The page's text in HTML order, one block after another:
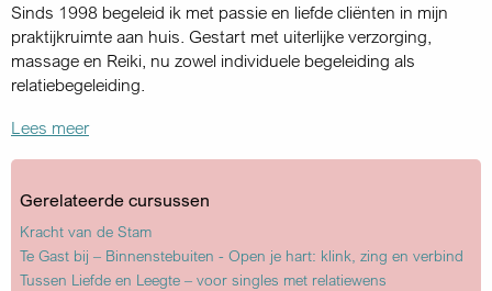
Sinds 1998 begeleid ik met passie en liefde cliënten in mijn
praktijkruimte aan huis. Gestart met uiterlijke verzorging,
massage en Reiki, nu zowel individuele begeleiding als
relatiebegeleiding.
Lees meer
Gerelateerde cursussen
Kracht van de Stam
Te Gast bij – Binnenstebuiten - Open je hart: klink, zing en verbind
Tussen Liefde en Leegte – voor singles met relatiewens